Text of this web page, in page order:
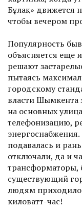
Бұлақ» движется
чтобы вечером
Популярность
объясняется еще
решают
пытаясь
городскому
власти Шымкента
на основных
телефонизацию,
подавалась и
отключали, да и
трансформаторы,
существующий
людям
киловатт-час!